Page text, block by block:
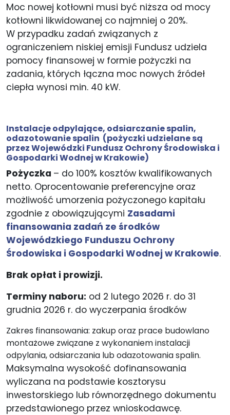
Moc nowej kotłowni musi być niższa od mocy
kotłowni likwidowanej co najmniej o 20%.
W przypadku zadań związanych z
ograniczeniem niskiej emisji Fundusz udziela
pomocy finansowej w formie pożyczki na
zadania, których łączna moc nowych źródeł
ciepła wynosi min. 40 kW.
Instalacje odpylające, odsiarczanie spalin,
odazotowanie spalin (pożyczki udzielane są
przez Wojewódzki Fundusz Ochrony Środowiska i
Gospodarki Wodnej w Krakowie)
Pożyczka – do 100% kosztów kwalifikowanych
netto. Oprocentowanie preferencyjne oraz
możliwość umorzenia pożyczonego kapitału
zgodnie z obowiązującymi Zasadami
finansowania zadań ze środków
Wojewódzkiego Funduszu Ochrony
Środowiska i Gospodarki Wodnej w Krakowie.
Brak opłat i prowizji.
Terminy naboru: od 2 lutego 2026 r. do 31
grudnia 2026 r. do wyczerpania środków
Zakres finansowania: zakup oraz prace budowlano
montażowe związane z wykonaniem instalacji
odpylania, odsiarczania lub odazotowania spalin.
Maksymalna wysokość dofinansowania
wyliczana na podstawie kosztorysu
inwestorskiego lub równorzędnego dokumentu
przedstawionego przez wnioskodawcę.